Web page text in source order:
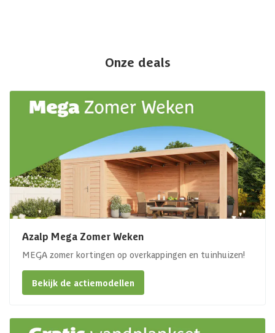
Onze deals
Azalp Mega Zomer Weken
MEGA zomer kortingen op overkappingen en tuinhuizen!
Bekijk de actiemodellen